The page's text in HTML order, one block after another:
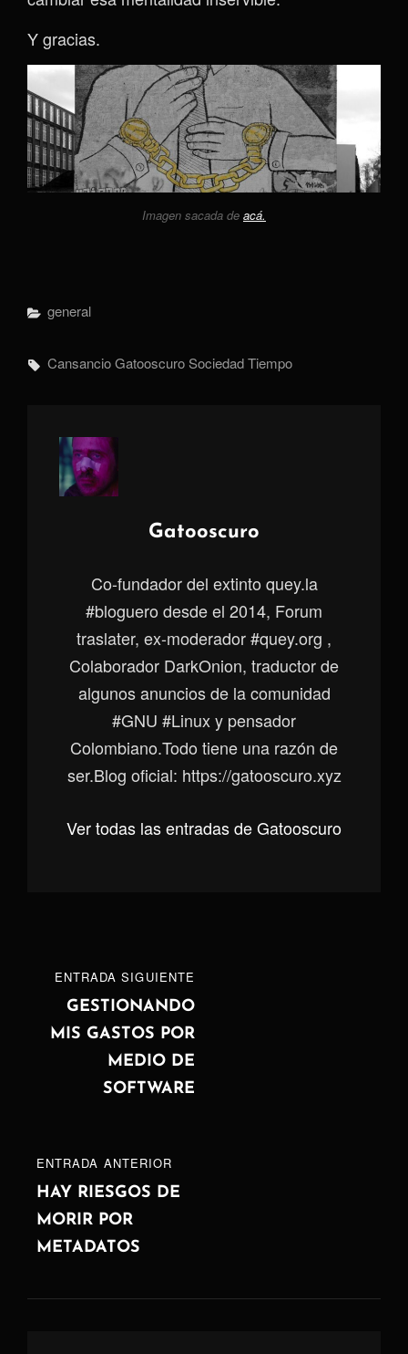
Y gracias.
Imagen sacada de acá.
Categorías
General
Etiquetas,
CansancioGatooscuroSociedadTiempo
Autor:
Gatooscuro
Co-fundador del extinto quey.la
#bloguero desde el 2014, Forum
traslater, ex-moderador #quey.org ,
Colaborador DarkOnion, traductor de
algunos anuncios de la comunidad
#GNU #Linux y pensador
Colombiano.Todo tiene una razón de
ser.Blog oficial: https://gatooscuro.xyz
Ver todas las entradas de Gatooscuro
Navegación
entradas
ENTRADA
ANTERIOR
ENTRADA ANTERIOR
HAY RIESGOS DE
MORIR POR
METADATOS
ENTRADA
SIGUIENTE
ENTRADA SIGUIENTE
GESTIONANDO
MIS GASTOS POR
MEDIO DE
SOFTWARE